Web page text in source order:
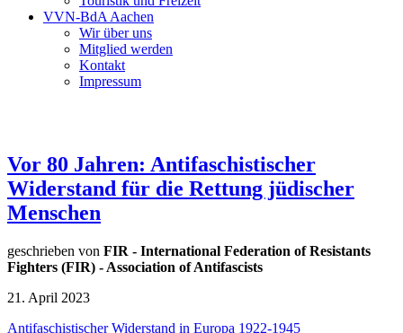
VVN-BdA Aachen
Wir über uns
Mitglied werden
Kontakt
Impressum
Vor 80 Jahren: Antifaschistischer
Widerstand für die Rettung jüdischer
Menschen
geschrieben von FIR - International Federation of Resistants
Fighters (FIR) - Association of Antifascists
21. April 2023
Antifaschistischer Widerstand in Europa 1922-1945